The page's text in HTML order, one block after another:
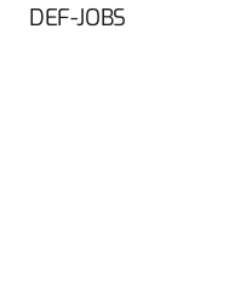
DEF-JOBS